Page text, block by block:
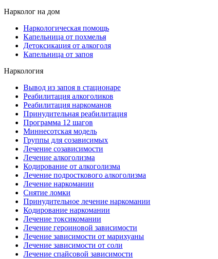
Нарколог на дом
Наркологическая помощь
Капельница от похмелья
Детоксикация от алкоголя
Капельница от запоя
Наркология
Вывод из запоя в стационаре
Реабилитация алкоголиков
Реабилитация наркоманов
Принудительная реабилитация
Программа 12 шагов
Миннесотская модель
Группы для созависимых
Лечение созависимости
Лечение алкоголизма
Кодирование от алкоголизма
Лечение подросткового алкоголизма
Лечение наркомании
Снятие ломки
Принудительное лечение наркомании
Кодирование наркомании
Лечение токсикомании
Лечение героиновой зависимости
Лечение зависимости от марихуаны
Лечение зависимости от соли
Лечение спайсовой зависимости